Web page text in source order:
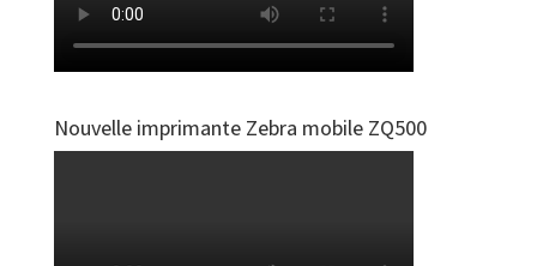
Nouvelle imprimante Zebra mobile ZQ500